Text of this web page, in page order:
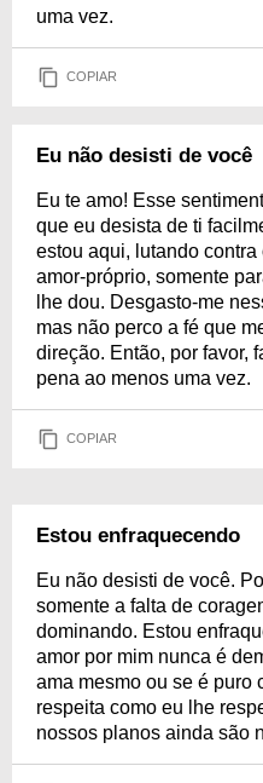
uma vez.
COPIAR
Eu não desisti de você
Eu te amo! Esse
que eu desista de ti
estou aqui, lutando
amor-próprio, somente
lhe dou. Desgasto-me
mas não perco a fé que
direção. Então, por favor,
pena ao menos uma vez.
COPIAR
Estou enfraquecendo
Eu não desisti de você.
somente a falta de
dominando. Estou
amor por mim nunca é
ama mesmo ou se é puro
respeita como eu lhe
nossos planos ainda são